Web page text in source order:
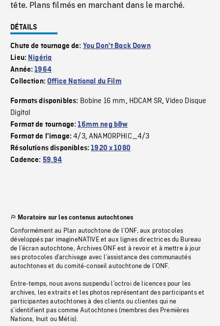
tête. Plans filmés en marchant dans le marché.
DÉTAILS
Chute de tournage de: You Don't Back Down
Lieu: Nigéria
Année:1964
Collection:Office National du Film
Formats disponibles: Bobine 16 mm, HDCAM SR,Video Disque
Digital
Format de tournage:16mm neg b&w
Format de l'image:4/3,ANAMORPHIC_4/3
Résolutions disponibles:1920 x 1080
Cadence: 59.94
Moratoire sur les contenus autochtones
Conformément au Plan autochtone de l’ONF, aux protocoles
développés par imagineNATIVE et aux lignes directrices du Bureau
de l’écran autochtone, Archives ONF est à revoir et à mettre à jour
ses protocoles d’archivage avec l’assistance des communautés
autochtones et du comité-conseil autochtone de l’ONF.
Entre-temps, nous avons suspendu l’octroi de licences pour les
archives, les extraits et les photos représentant des participants et
participantes autochtones à des clients ou clientes qui ne
s’identifient pas comme Autochtones (membres des Premières
Nations, Inuit ou Métis).